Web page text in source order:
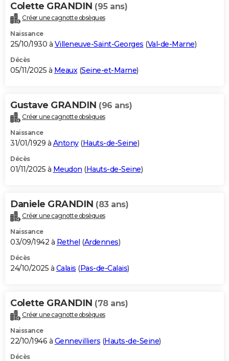
Colette GRANDIN (95 ans)
Créer une cagnotte obsèques
Naissance
25/10/1930 à Villeneuve-Saint-Georges (Val-de-Marne)
Décès
05/11/2025 à Meaux(Seine-et-Marne)
Gustave GRANDIN (96 ans)
Créer une cagnotte obsèques
Naissance
31/01/1929 à Antony(Hauts-de-Seine)
Décès
01/11/2025 à Meudon (Hauts-de-Seine)
Daniele GRANDIN (83 ans)
Créer une cagnotte obsèques
Naissance
03/09/1942 à Rethel (Ardennes)
Décès
24/10/2025 à Calais (Pas-de-Calais)
Colette GRANDIN (78 ans)
Créer une cagnotte obsèques
Naissance
22/10/1946 à Gennevilliers (Hauts-de-Seine)
Décès